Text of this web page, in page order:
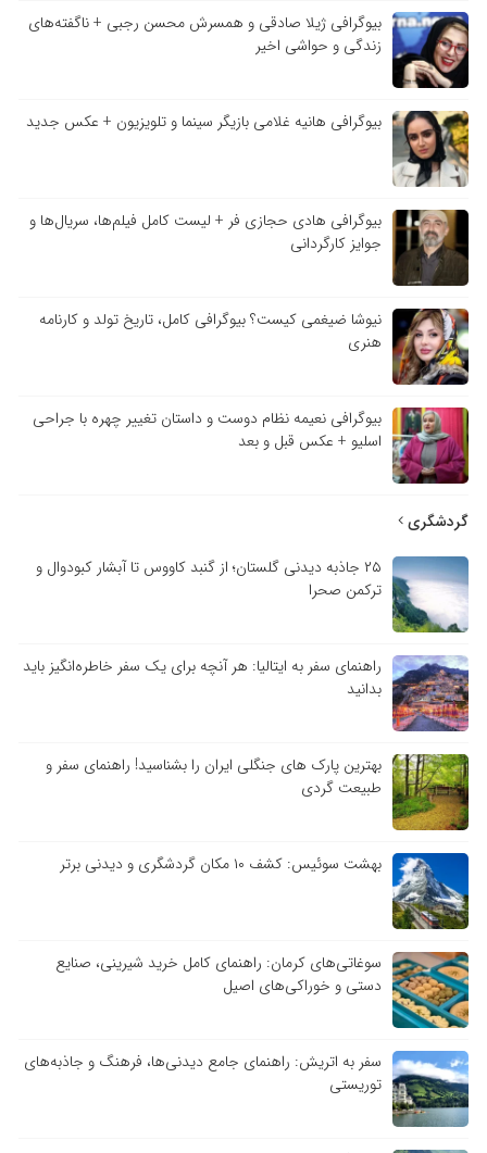
بیوگرافی ژیلا صادقی و همسرش محسن رجبی + ناگفته‌های
زندگی و حواشی اخیر
بیوگرافی هانیه غلامی بازیگر سینما و تلویزیون + عکس جدید
بیوگرافی هادی حجازی فر + لیست کامل فیلم‌ها، سریال‌ها و
جوایز کارگردانی
نیوشا ضیغمی کیست؟ بیوگرافی کامل، تاریخ تولد و کارنامه
هنری
بیوگرافی نعیمه نظام دوست و داستان تغییر چهره با جراحی
اسلیو + عکس قبل و بعد
گردشگری
۲۵ جاذبه دیدنی گلستان؛ از گنبد کاووس تا آبشار کبودوال و
ترکمن صحرا
راهنمای سفر به ایتالیا: هر آنچه برای یک سفر خاطره‌انگیز باید
بدانید
بهترین پارک های جنگلی ایران را بشناسید! راهنمای سفر و
طبیعت گردی
بهشت سوئیس: کشف ۱۰ مکان گردشگری و دیدنی برتر
سوغاتی‌های کرمان: راهنمای کامل خرید شیرینی، صنایع
دستی و خوراکی‌های اصیل
سفر به اتریش: راهنمای جامع دیدنی‌ها، فرهنگ و جاذبه‌های
توریستی